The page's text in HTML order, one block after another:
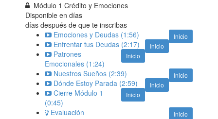
Módulo 1 Crédito y Emociones
Disponible endías
días después de que te inscribas
Inicio
Emociones y Deudas (1:56)
Inicio
Enfrentar tus Deudas (2:17)
Inicio
Patrones
Emocionales (1:24)
Inicio
Nuestros Sueños (2:39)
Inicio
Dónde Estoy Parada (2:59)
Inicio
Cierre Módulo 1
(0:45)
Inicio
Evaluación